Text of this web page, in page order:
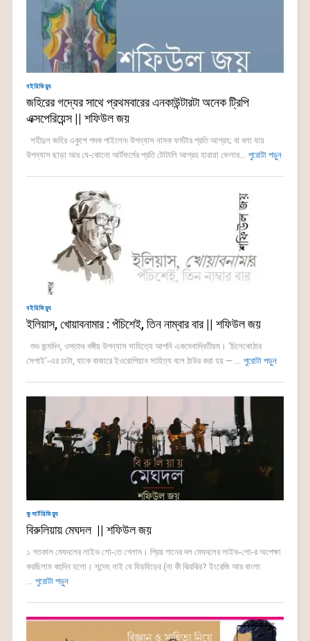
বইরিভিয়্যু
জহিরের গদ্যের সাথে প্রথমবারের এনকাউন্টারটা অনেক ট্রিপি
এক্সপেরিয়েন্স || শফিউল জয়
শহীদুল জহির একুশে পদক পাইলেন৷ উপন্যাস নামক ফর্মটার প্রতি আগ্রহ; বা বলা যায়
উপন্যাস ছাড়া আর যে-কোনো আর্টফর্মের প্রতি টোটালি আগ্রহ হারায়া ফেলার... পুরোটা পড়ুন
বইরিভিয়্যু
ইলিয়াস, খোয়াবনামার : পঁচিশেই, তিন নাম্বার বার || শফিউল জয়
শুভ জন্মদিন, ওস্তাদ৷ বঙ্গীয় উপন্যাস সাহিত্যে আপনি একমেবাদ্বিতীয়ম। ‘চিলেকোঠার
সেপাই’-এর ঢংটা, যাকে বাজারে ইওরোপিয়ান সাহিত্য বলে ঠাউর করা হয় — ... পুরোটা পড়ুন
কন্সার্টরিভিয়্যু
বিরুলিয়ায় মেঘদল || শফিউল জয়
১ গতকাল মেঘদলের লাইভ শো-তে গেলাম। প্রিয় গানের দল মেঘদলের লাইভ-শো-র অপেক্ষা
করছিলাম বহুদিন হলো। সন্দেহ নাই যে যিড়যিড়ের (না কী ঝিরঝির? ইংরেজি আর বাংলা
... পুরোটা পড়ুন